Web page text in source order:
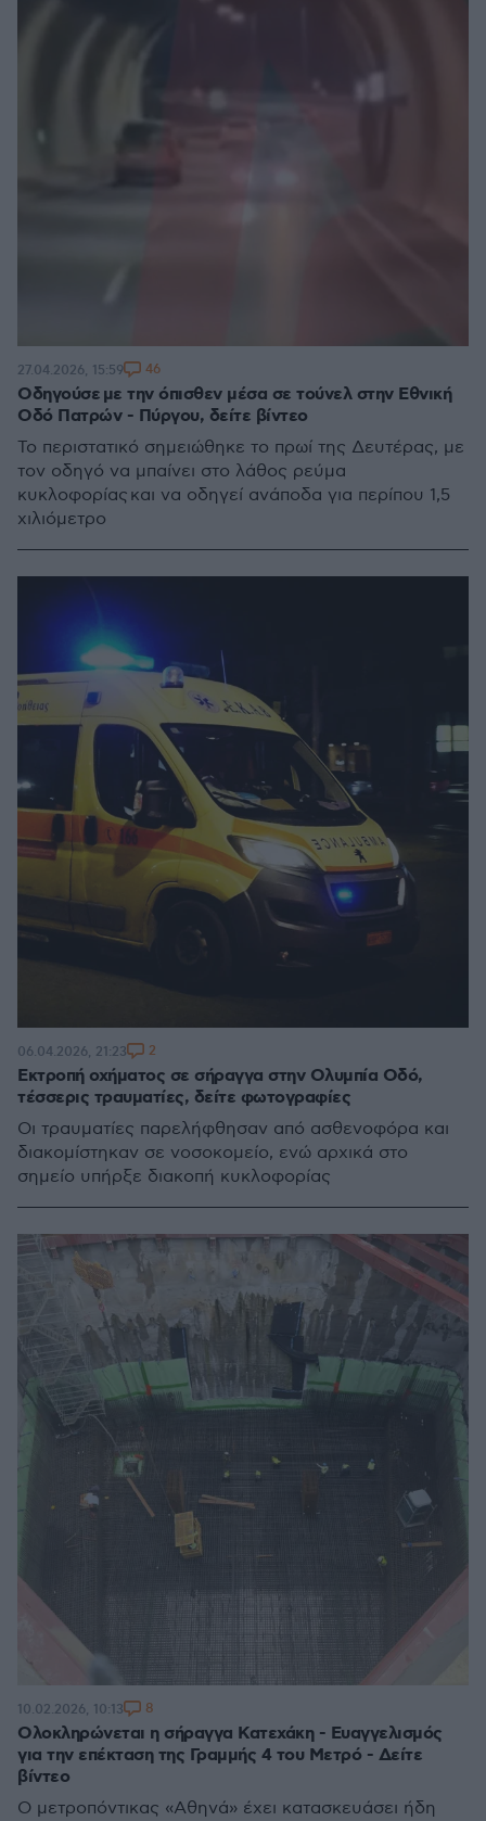
Οδηγούσε με την όπισθεν μέσα σε τούνελ στην Εθνική
Οδό Πατρών - Πύργου, δείτε βίντεο
Το περιστατικό σημειώθηκε το πρωί της Δευτέρας, με
τον οδηγό να μπαίνει στο λάθος ρεύμα
κυκλοφορίας και να οδηγεί ανάποδα για περίπου 1,5
χιλιόμετρο
27.04.2026, 15:59 46
Εκτροπή οχήματος σε σήραγγα στην Ολυμπία Οδό,
τέσσερις τραυματίες, δείτε φωτογραφίες
Οι τραυματίες παρελήφθησαν από ασθενοφόρα και
διακομίστηκαν σε νοσοκομείο, ενώ αρχικά στο
σημείο υπήρξε διακοπή κυκλοφορίας
06.04.2026, 21:23 2
Ολοκληρώνεται η σήραγγα Κατεχάκη - Ευαγγελισμός
για την επέκταση της Γραμμής 4 του Μετρό - Δείτε
βίντεο
Ο μετροπόντικας «Αθηνά» έχει κατασκευάσει ήδη
10.02.2026, 10:13 8